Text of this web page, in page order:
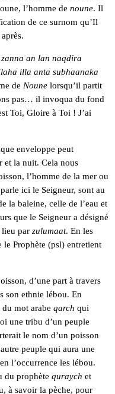
l’homme de noune. Il
de ce surnom qu’Il
an lan naqdira
illa anta subhaanaka
de Noune lorsqu’il partit
pas… il invoqua du fond
Toi, Gloire à Toi ! J’ai
enveloppe peut
et la nuit. Cela nous
l’homme de la mer ou
ici le Seigneur, sont au
la baleine, celle de l’eau et
que le Seigneur a désigné
lieu par zulumaat. En les
Prophète (psl) entretient
d’une part à travers
son ethnie lébou. En
mot arabe qarch qui
une tribu d’un peuple
le nom d’un poisson
peuple qui aura une
l’occurrence les lébou.
du prophète quraych et
à savoir la pèche, pour